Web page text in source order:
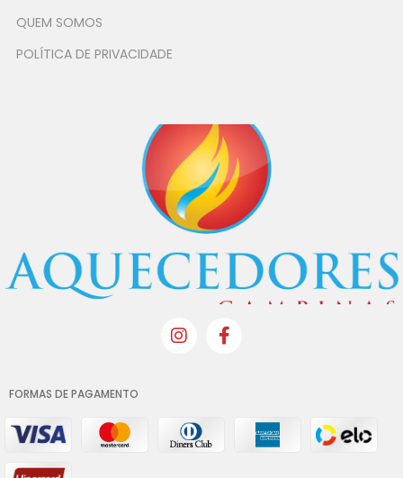
QUEM SOMOS
POLÍTICA DE PRIVACIDADE
FORMAS DE PAGAMENTO